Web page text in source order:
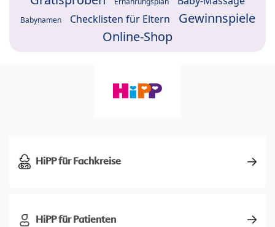
Babynamen Checklisten für Eltern
Gewinnspiele
Online-Shop
HiPP für Fachkreise
HiPP für Patienten